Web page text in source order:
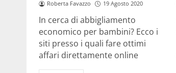
Roberta Favazzo 19 Agosto 2020
In cerca di abbigliamento
economico per bambini? Ecco i
siti presso i quali fare ottimi
affari direttamente online